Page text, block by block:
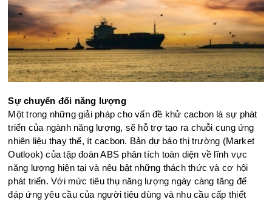
Sự chuyển đổi năng lượng
Một trong những giải pháp cho vấn đề khử cacbon là sự phát
triển của ngành năng lượng, sẽ hỗ trợ tạo ra chuỗi cung ứng
nhiên liệu thay thế, ít cacbon. Bản dự báo thị trường (Market
Outlook) của tập đoàn ABS phân tích toàn diện về lĩnh vực
năng lượng hiện tại và nêu bật những thách thức và cơ hội
phát triển. Với mức tiêu thụ năng lượng ngày càng tăng để
đáp ứng yêu cầu của người tiêu dùng và nhu cầu cấp thiết